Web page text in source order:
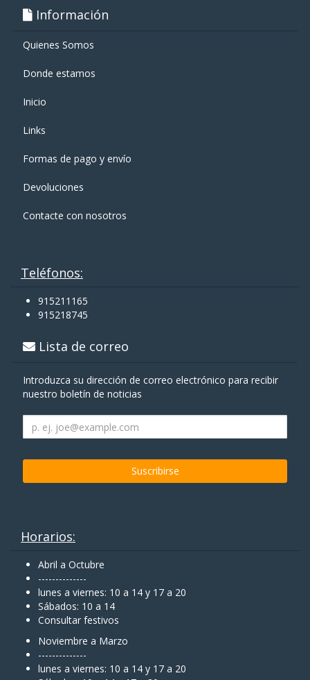
Información
Quienes Somos
Donde estamos
Inicio
Links
Formas de pago y enví­o
Devoluciones
Contacte con nosotros
Teléfonos:
915211165
915218745
Lista de correo
Introduzca su dirección de correo electrónico para recibir
nuestro boletín de noticias
Horarios:
Abril a Octubre
--------------
lunes a viernes: 10 a 14 y 17 a 20
Sábados: 10 a 14
Consultar festivos
Noviembre a Marzo
--------------
lunes a viernes: 10 a 14 y 17 a 20